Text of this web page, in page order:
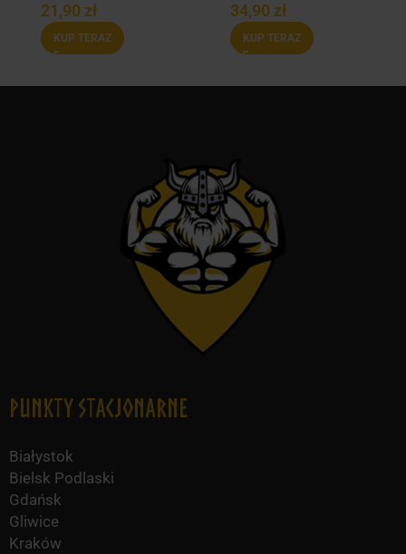
21,90 zł
KUP TERAZ
34,90 zł
KUP TERAZ
Punkty Stacjonarne
Białystok
Bielsk Podlaski
Gdańsk
Gliwice
Kraków